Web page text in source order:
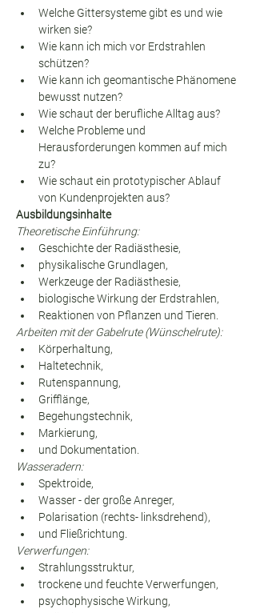
Welche Gittersysteme gibt es und wie
wirken sie?
Wie kann ich mich vor Erdstrahlen
schützen?
Wie kann ich geomantische Phänomene
bewusst nutzen?
Wie schaut der berufliche Alltag aus?
Welche Probleme und
Herausforderungen kommen auf mich
zu?
Wie schaut ein prototypischer Ablauf
von Kundenprojekten aus?
Ausbildungsinhalte
Theoretische Einführung:
Geschichte der Radiästhesie,
physikalische Grundlagen,
Werkzeuge der Radiästhesie,
biologische Wirkung der Erdstrahlen,
Reaktionen von Pflanzen und Tieren.
Arbeiten mit der Gabelrute (Wünschelrute):
Körperhaltung,
Haltetechnik,
Rutenspannung,
Grifflänge,
Begehungstechnik,
Markierung,
und Dokumentation.
Wasseradern:
Spektroide,
Wasser - der große Anreger,
Polarisation (rechts- linksdrehend),
und Fließrichtung.
Verwerfungen:
Strahlungsstruktur,
trockene und feuchte Verwerfungen,
psychophysische Wirkung,